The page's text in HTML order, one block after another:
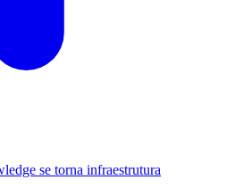
se torna infraestrutura